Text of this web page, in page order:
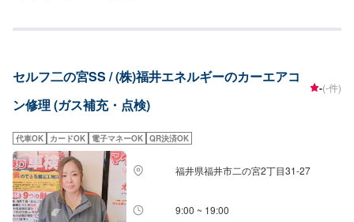
セルフ二の宮SS / (株)福井エネルギーのカーエアコ
ン修理 (ガス補充・点検)
-(-件)
代車OK カードOK 電子マネーOK QR決済OK
福井県福井市二の宮2丁目31-27
9:00 ~ 19:00